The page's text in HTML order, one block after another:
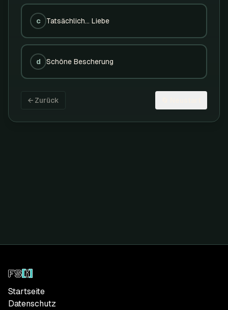
c Tatsächlich... Liebe
d Schöne Bescherung
← Zurück
Startseite
Datenschutz